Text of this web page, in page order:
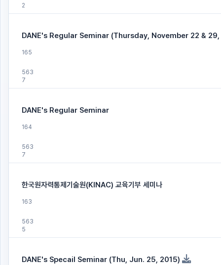
2
165
DANE's Regular Seminar (Thursday, November 22 &
563
7
164
DANE's Regular Seminar
563
7
163
한국원자력통제기술원(KINAC) 교육기부 세미나
563
5
DANE's Specail Seminar (Thu, Jun. 25, 2015)